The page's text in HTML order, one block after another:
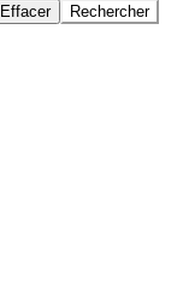
Effacer Rechercher